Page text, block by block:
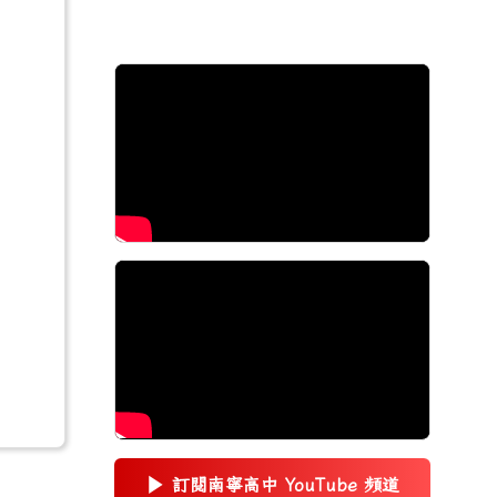
▶ 訂閱南寧高中 YouTube 頻道